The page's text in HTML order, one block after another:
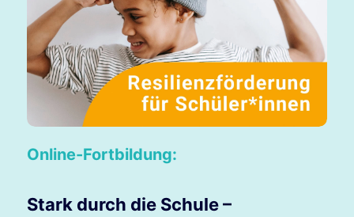
Online-Fortbildung:
Stark durch die Schule –